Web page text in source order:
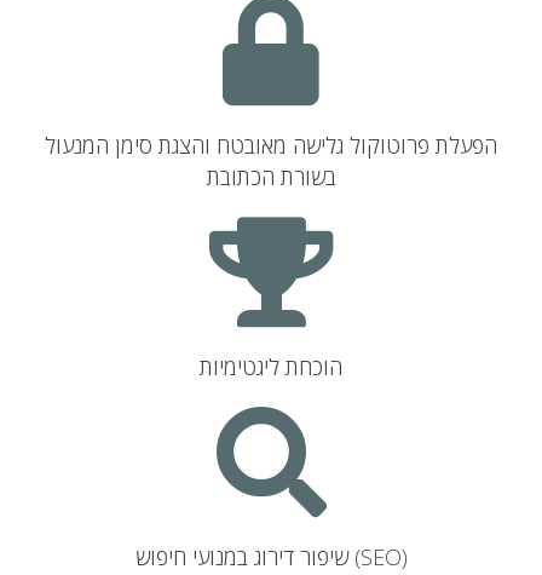
הפעלת פרוטוקול גלישה מאובטח והצגת סימן המנעול
בשורת הכתובת
הוכחת ליגטימיות
שיפור דירוג במנועי חיפוש (SEO)